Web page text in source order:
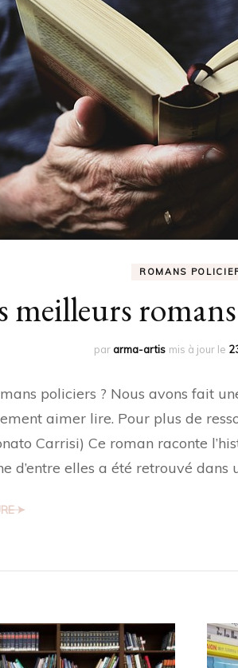
ROMANS
meilleurs
pararma-artis mis à jour le
policiers ? Nous avons fait
aimer lire. Pour plus de
Carrisi) Ce roman raconte
d’entre elles a été retrouvé dans